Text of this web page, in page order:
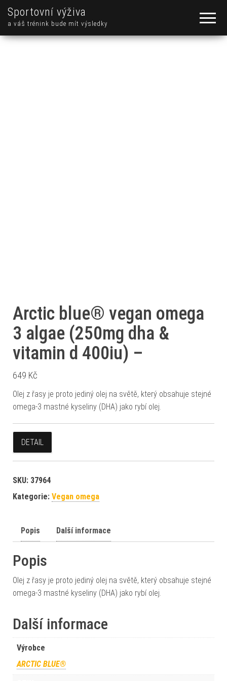
Sportovní výživa
a váš trénink bude mít výsledky
Arctic blue® vegan omega
3 algae (250mg dha &
vitamin d 400iu) –
649 Kč
Olej z řasy je proto jediný olej na světě, který obsahuje stejné
omega-3 mastné kyseliny (DHA) jako rybí olej.
DETAIL
SKU: 37964
Kategorie: Vegan omega
Popis Další informace
Popis
Olej z řasy je proto jediný olej na světě, který obsahuje stejné
omega-3 mastné kyseliny (DHA) jako rybí olej.
Další informace
Výrobce
ARCTIC BLUE®